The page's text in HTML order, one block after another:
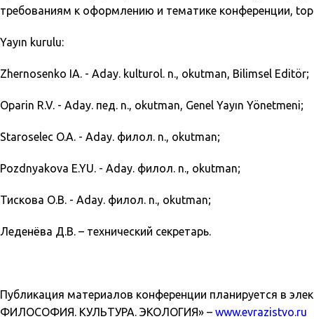
требованиям к оформлению и тематике конференции,
Yayın kurulu:
Zhernosenko IA. - Aday. kulturol. n., okutman, Bilimsel Editör;
Oparin R.V. - Aday. пед. n., okutman, Genel Yayın Yönetmeni;
Staroselec O.A. - Aday. филол. n., okutman;
Pozdnyakova E.YU. - Aday. филол. n., okutman;
Тискова О.В. - Aday. филол. n., okutman;
Леденёва Д.В. – технический секретарь.
Публикация материалов конференции планируется в
ФИЛОСОФИЯ. КУЛЬТУРА. ЭКОЛОГИЯ» – www.evrazistvo.ru